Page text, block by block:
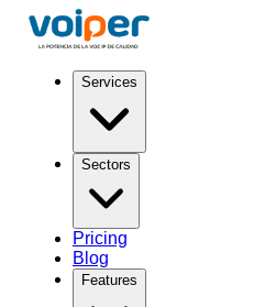
Services
Sectors
Pricing
Blog
Features